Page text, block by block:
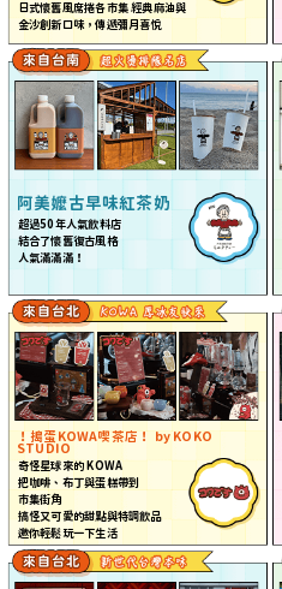
日式懷舊風席捲各市集 經典麻油與
金沙創新口味，傳遞彌月喜悅
阿美嬤古早味紅茶奶
超過50年人氣飲料店
結合了懷舊復古風格
人氣滿滿滿！
！搗蛋KOWA喫茶店！ by KOKO
STUDIO
奇怪星球來的 KOWA
把咖啡、布丁與蛋糕帶到
市集街角
搞怪又可愛的甜點與特調飲品
邀你輕鬆玩一下生活